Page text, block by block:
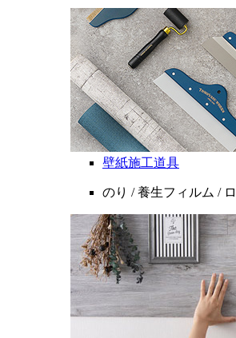
壁紙施工道具
のり / 養生フィルム /